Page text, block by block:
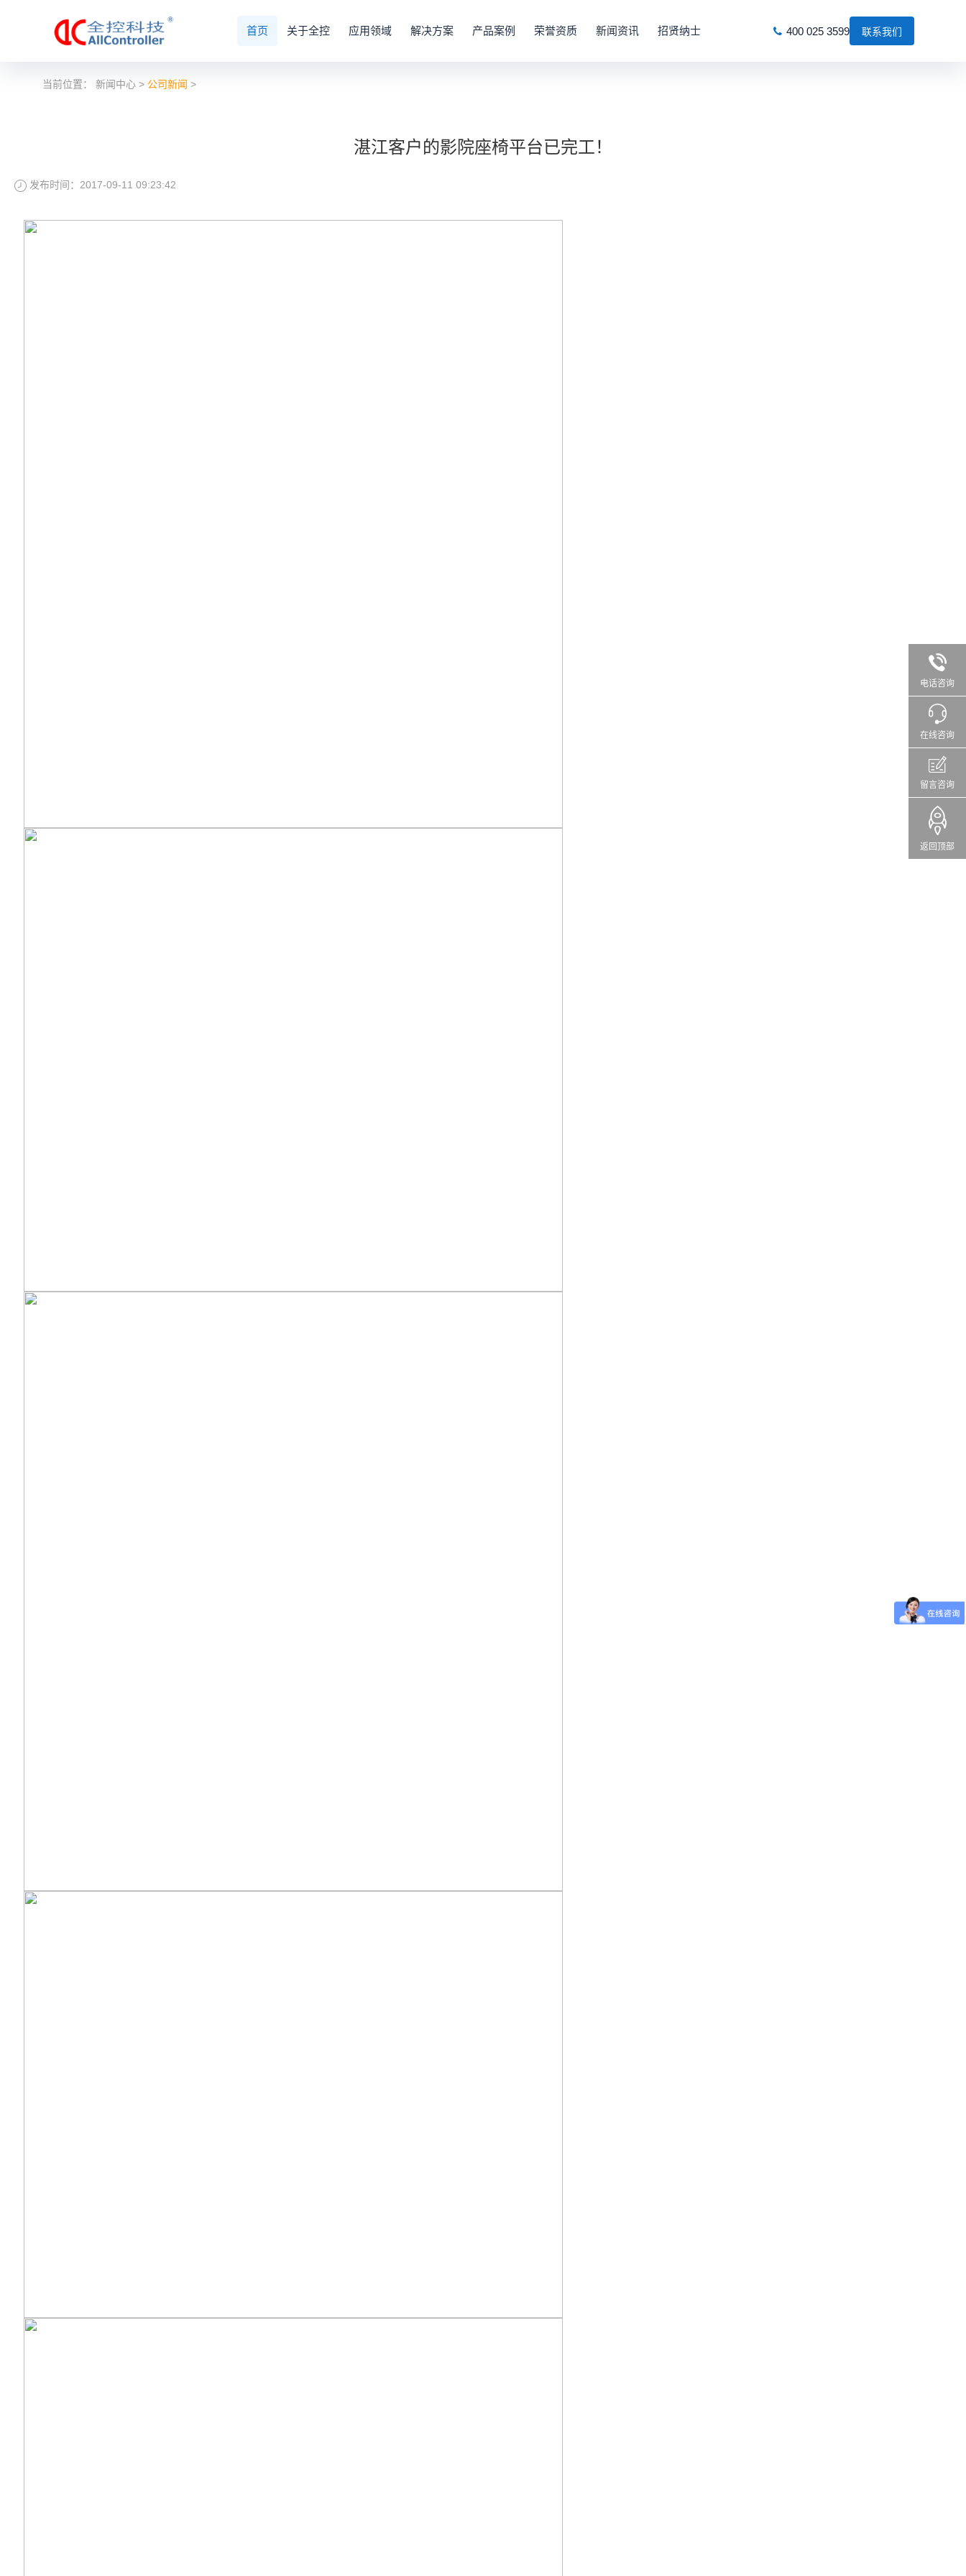
首页 关于全控 应用领域 解决方案 产品案例 荣誉资质 新闻资讯 招贤纳士 400 025 3599 联系我们
电话咨询
在线咨询
留言咨询
返回顶部
当前位置：新闻中心 > 公司新闻 >
湛江客户的影院座椅平台已完工！
发布时间：2017-09-11 09:23:42